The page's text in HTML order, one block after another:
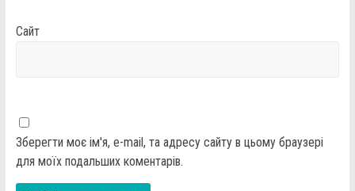
Сайт
Зберегти моє ім'я, e-mail, та адресу сайту в цьому браузері
для моїх подальших коментарів.